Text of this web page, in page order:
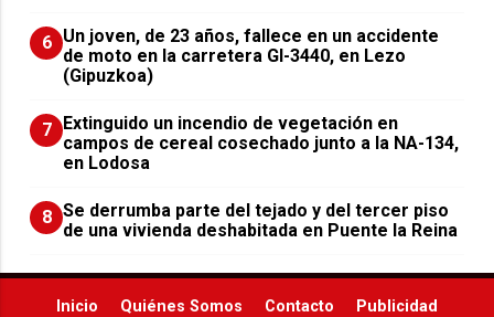
6 Un joven, de 23 años, fallece en un accidente
de moto en la carretera GI-3440, en Lezo
(Gipuzkoa)
7 Extinguido un incendio de vegetación en
campos de cereal cosechado junto a la NA-134,
en Lodosa
8 Se derrumba parte del tejado y del tercer piso
de una vivienda deshabitada en Puente la Reina
Inicio Quiénes Somos Contacto
Publicidad